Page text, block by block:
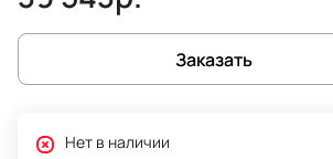
Заказать
Нет в наличии